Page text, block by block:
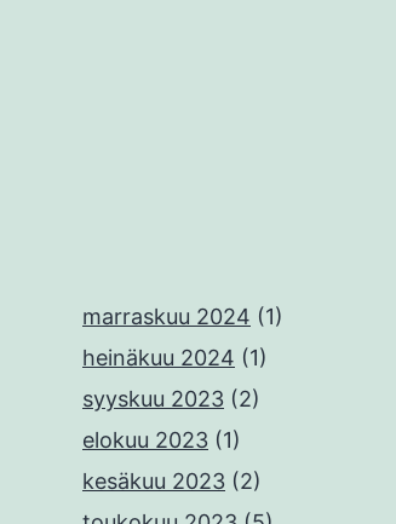
marraskuu 2024 (1)
heinäkuu 2024 (1)
syyskuu 2023 (2)
elokuu 2023 (1)
kesäkuu 2023 (2)